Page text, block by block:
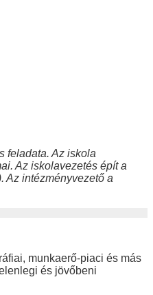
feladata. Az iskola
Az iskolavezetés épít a
Az intézményvezető a
munkaerő-piaci és más
és jövőbeni